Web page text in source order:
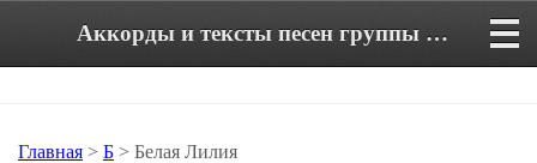
Аккорды и тексты песен группы Белая Лилия
Главная > Б > Белая Лилия